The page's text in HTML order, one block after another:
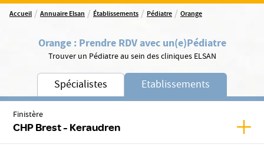
Accueil / Annuaire Elsan / Établissements / Pédiatre / Orange
Orange: Prendre RDV avec un(e)Pédiatre
Trouver un Pédiatre au sein des cliniques ELSAN
Spécialistes Etablissements
Finistère
CHP Brest - Keraudren